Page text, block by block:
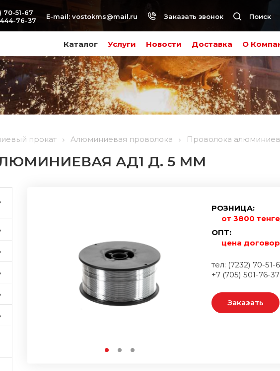
Каталог Услуги Новости Доставка О
70-51-67
76-37
E-mail: vostokms@mail.ru Заказать звонок Поиск
прокат Алюминиевая проволока Проволока
АД1 Д. 5 ММ
РОЗНИЦА:
от 3800
ОПТ:
цена
тел: (7232) 70-51-
+7 (705) 501-76-37
Заказать